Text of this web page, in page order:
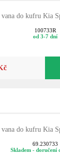
vana do kufru Kia
100733R
od 3-7 dní
vana do kufru Kia
69.230733
Skladem - doručení